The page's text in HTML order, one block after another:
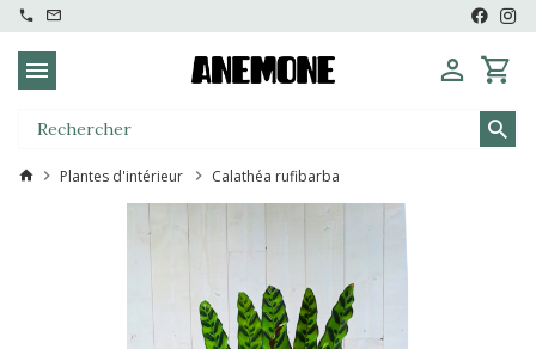
Plantes d'intérieur Calathéa rufibarba